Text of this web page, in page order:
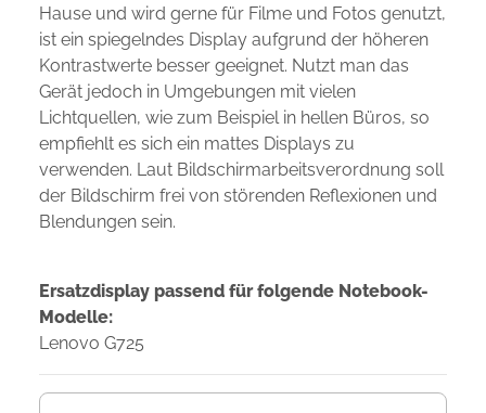
Hause und wird gerne für Filme und Fotos genutzt,
ist ein spiegelndes Display aufgrund der höheren
Kontrastwerte besser geeignet. Nutzt man das
Gerät jedoch in Umgebungen mit vielen
Lichtquellen, wie zum Beispiel in hellen Büros, so
empfiehlt es sich ein mattes Displays zu
verwenden. Laut Bildschirmarbeitsverordnung soll
der Bildschirm frei von störenden Reflexionen und
Blendungen sein.
Ersatzdisplay passend für folgende Notebook-
Modelle:
Lenovo G725